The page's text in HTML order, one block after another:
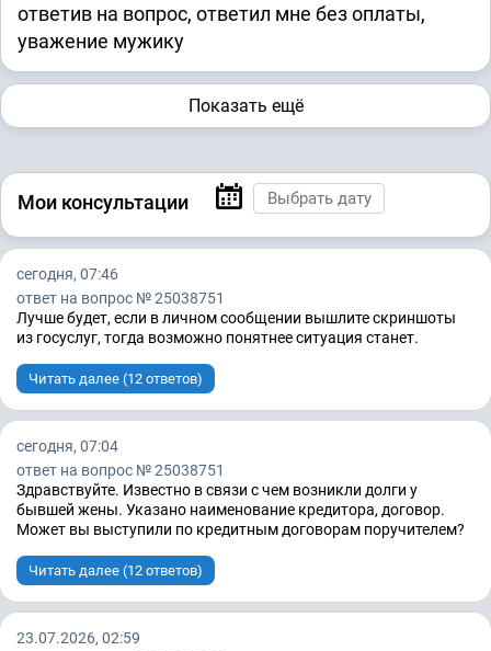
ответив на вопрос, ответил мне без оплаты,
уважение мужику
Показать ещё
Мои консультации
сегодня, 07:46
ответ на вопрос № 25038751
Лучше будет, если в личном сообщении вышлите скриншоты
из госуслуг, тогда возможно понятнее ситуация станет.
Читать далее (12 ответов)
сегодня, 07:04
ответ на вопрос № 25038751
Здравствуйте. Известно в связи с чем возникли долги у
бывшей жены. Указано наименование кредитора, договор.
Может вы выступили по кредитным договорам поручителем?
Читать далее (12 ответов)
23.07.2026, 02:59